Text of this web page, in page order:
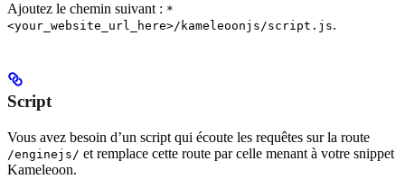
Ajoutez le chemin suivant : *
<your_website_url_here>/kameleoonjs/script.js.
Script
Vous avez besoin d’un script qui écoute les requêtes sur la route
/enginejs/ et remplace cette route par celle menant à votre snippet
Kameleoon.